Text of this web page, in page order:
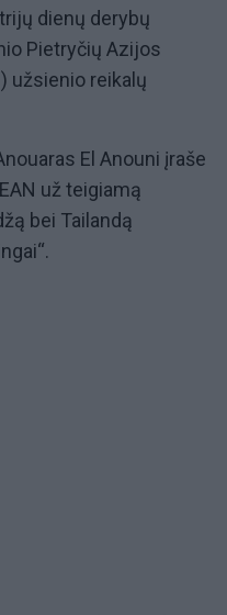
dienų derybų
Pietryčių Azijos
užsienio reikalų
El Anouni įraše
už teigiamą
bei Tailandą